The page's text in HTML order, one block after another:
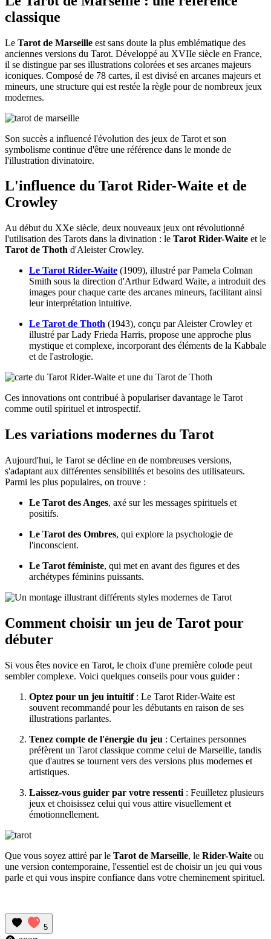
classique
Le Tarot de Marseille est sans doute la plus emblématique des
anciennes versions du Tarot. Développé au XVIIe siècle en France,
il se distingue par ses illustrations colorées et ses arcanes majeurs
iconiques. Composé de 78 cartes, il est divisé en arcanes majeurs et
mineurs, une structure qui est restée la règle pour de nombreux jeux
modernes.
Son succès a influencé l'évolution des jeux de Tarot et son
symbolisme continue d'être une référence dans le monde de
l'illustration divinatoire.
L'influence du Tarot Rider-Waite et de
Crowley
Au début du XXe siècle, deux nouveaux jeux ont révolutionné
l'utilisation des Tarots dans la divination : le Tarot Rider-Waite et le
Tarot de Thoth d'Aleister Crowley.
Le Tarot Rider-Waite (1909), illustré par Pamela Colman
Smith sous la direction d'Arthur Edward Waite, a introduit des
images pour chaque carte des arcanes mineurs, facilitant ainsi
leur interprétation intuitive.
Le Tarot de Thoth (1943), conçu par Aleister Crowley et
illustré par Lady Frieda Harris, propose une approche plus
mystique et complexe, incorporant des éléments de la Kabbale
et de l'astrologie.
Ces innovations ont contribué à populariser davantage le Tarot
comme outil spirituel et introspectif.
Les variations modernes du Tarot
Aujourd'hui, le Tarot se décline en de nombreuses versions,
s'adaptant aux différentes sensibilités et besoins des utilisateurs.
Parmi les plus populaires, on trouve :
Le Tarot des Anges, axé sur les messages spirituels et
positifs.
Le Tarot des Ombres, qui explore la psychologie de
l'inconscient.
Le Tarot féministe, qui met en avant des figures et des
archétypes féminins puissants.
Comment choisir un jeu de Tarot pour
débuter
Si vous êtes novice en Tarot, le choix d'une première colode peut
sembler complexe. Voici quelques conseils pour vous guider :
Optez pour un jeu intuitif: Le Tarot Rider-Waite est
souvent recommandé pour les débutants en raison de ses
illustrations parlantes.
Tenez compte de l'énergie du jeu : Certaines personnes
préfèrent un Tarot classique comme celui de Marseille, tandis
que d'autres se tournent vers des versions plus modernes et
artistiques.
Laissez-vous guider par votre ressenti : Feuilletez plusieurs
jeux et choisissez celui qui vous attire visuellement et
émotionnellement.
Que vous soyez attiré par le Tarot de Marseille, le Rider-Waite ou
une version contemporaine, l'essentiel est de choisir un jeu qui vous
parle et qui vous inspire confiance dans votre cheminement spirituel.
5